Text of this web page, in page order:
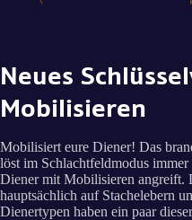
Neues
Mobilisieren
Mobilisiert eure Diener! Das
löst im Schlachtfeldmodus
Diener mit Mobilisieren angreift.
hauptsächlich auf Stachelebern
Dienertypen haben ein paar